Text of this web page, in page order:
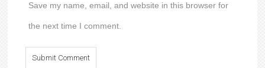
Save my name, email, and website in this browser for
the next time I comment.